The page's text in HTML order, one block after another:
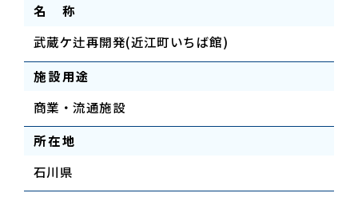
名 称
武蔵ケ辻再開発(近江町いちば館)
施設用途
商業・流通施設
所在地
石川県